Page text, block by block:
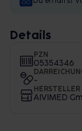
Details
PZN
05354346
-
HERSTELLER
AIVIMED